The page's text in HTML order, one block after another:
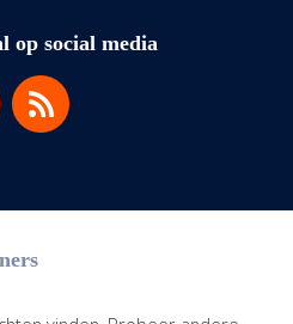
op social media